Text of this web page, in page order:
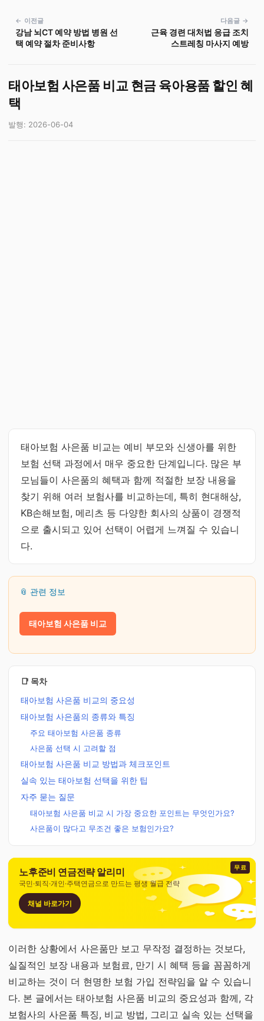
← 이전글
강남 뇌CT 예약 방법 병원 선
택 예약 절차 준비사항
다음글 →
근육 경련 대처법 응급 조치
스트레칭 마사지 예방
태아보험 사은품 비교 현금 육아용품 할인 혜
택
발행: 2026-06-04
태아보험 사은품 비교는 예비 부모와 신생아를 위한
보험 선택 과정에서 매우 중요한 단계입니다. 많은 부
모님들이 사은품의 혜택과 함께 적절한 보장 내용을
찾기 위해 여러 보험사를 비교하는데, 특히 현대해상,
KB손해보험, 메리츠 등 다양한 회사의 상품이 경쟁적
으로 출시되고 있어 선택이 어렵게 느껴질 수 있습니
다.
📎 관련 정보
태아보험 사은품 비교
📑 목차
태아보험 사은품 비교의 중요성
태아보험 사은품의 종류와 특징
주요 태아보험 사은품 종류
사은품 선택 시 고려할 점
태아보험 사은품 비교 방법과 체크포인트
실속 있는 태아보험 선택을 위한 팁
자주 묻는 질문
태아보험 사은품 비교 시 가장 중요한 포인트는 무엇인가요?
사은품이 많다고 무조건 좋은 보험인가요?
무료
노후준비 연금전략 알리미
국민·퇴직·개인·주택연금으로 만드는 평생 월급 전략
채널 바로가기
이러한 상황에서 사은품만 보고 무작정 결정하는 것보다,
실질적인 보장 내용과 보험료, 만기 시 혜택 등을 꼼꼼하게
비교하는 것이 더 현명한 보험 가입 전략임을 알 수 있습니
다. 본 글에서는 태아보험 사은품 비교의 중요성과 함께, 각
보험사의 사은품 특징, 비교 방법, 그리고 실속 있는 선택을